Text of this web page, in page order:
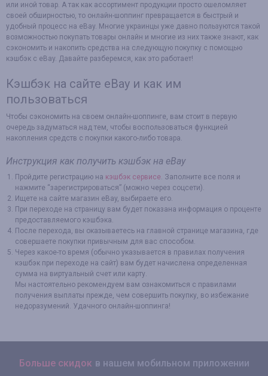
или иной товар. А так как ассортимент продукции просто ошеломляет
своей обширностью, то онлайн-шоппинг превращается в быстрый и
удобный процесс на eBay. Многие украинцы уже давно пользуются такой
возможностью покупать товары онлайн и многие из них также знают, как
сэкономить и накопить средства на следующую покупку с помощью
кэшбэк с eBay. Давайте разберемся, как это работает!
Кэшбэк на сайте eBay и как им
пользоваться
Чтобы сэкономить на своем онлайн-шоппинге, вам стоит в первую
очередь задуматься над тем, чтобы воспользоваться функцией
накопления средств с покупки какого-либо товара.
Инструкция как получить кэшбэк на eBay
Пройдите регистрацию на кэшбэк сервисе. Заполните все поля и
нажмите “зарегистрироваться” (можно через соцсети).
Ищете на сайте магазин eBay, выбираете его.
При переходе на страницу вам будет показана информация о проценте
предоставляемого кэшбэка.
После перехода, вы оказываетесь на главной странице магазина, где
совершаете покупки привычным для вас способом.
Через какое-то время (обычно указывается в правилах получения
кэшбэк при переходе на сайт) вам будет начислена определенная
сумма на виртуальный счет или карту.
Мы настоятельно рекомендуем вам ознакомиться с правилами
получения выплаты прежде, чем совершить покупку, во избежание
недоразумений. Удачного онлайн-шоппинга!
Больше скидок в нашем мобильном приложении